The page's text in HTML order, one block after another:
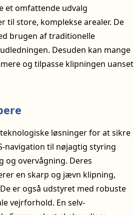
et omfattende udvalg
til store, komplekse arealer. De
brugen af traditionelle
Desuden kan mange
og tilpasse klipningen uanset
løsninger for at sikre
navigation til nøjagtig styring
og overvågning. Deres
en skarp og jævn klipning,
er også udstyret med robuste
vejrforhold. En selv-